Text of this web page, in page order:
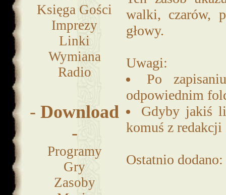
Księga Gości
Imprezy
Linki
Wymiana
Radio
-Download
-
Programy
Gry
Zasoby
walki, czarów,
głowy.
Uwagi:
Po
odpowiednim
Gdyby jakiś
komuś z redakcji
Ostatnio dodano: